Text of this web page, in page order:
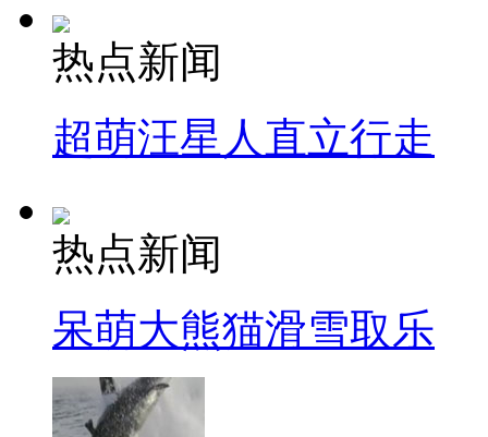
热点新闻
超萌汪星人直立行走
热点新闻
呆萌大熊猫滑雪取乐